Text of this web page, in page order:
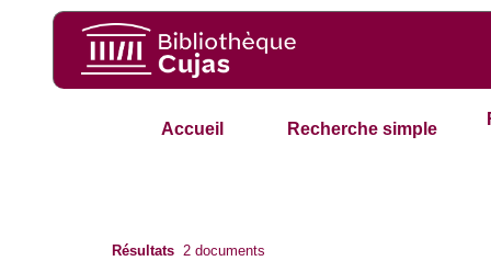
Accueil Recherche simple
Résultats 2 documents